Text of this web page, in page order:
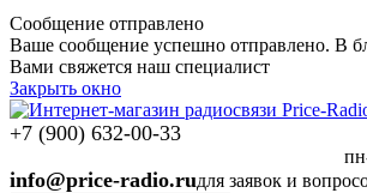
Сообщение отправлено
Ваше сообщение успешно отправлено. В
Вами свяжется наш специалист
Закрыть окно
+7 (900) 632-00-33
info@price-radio.ruдля заявок и